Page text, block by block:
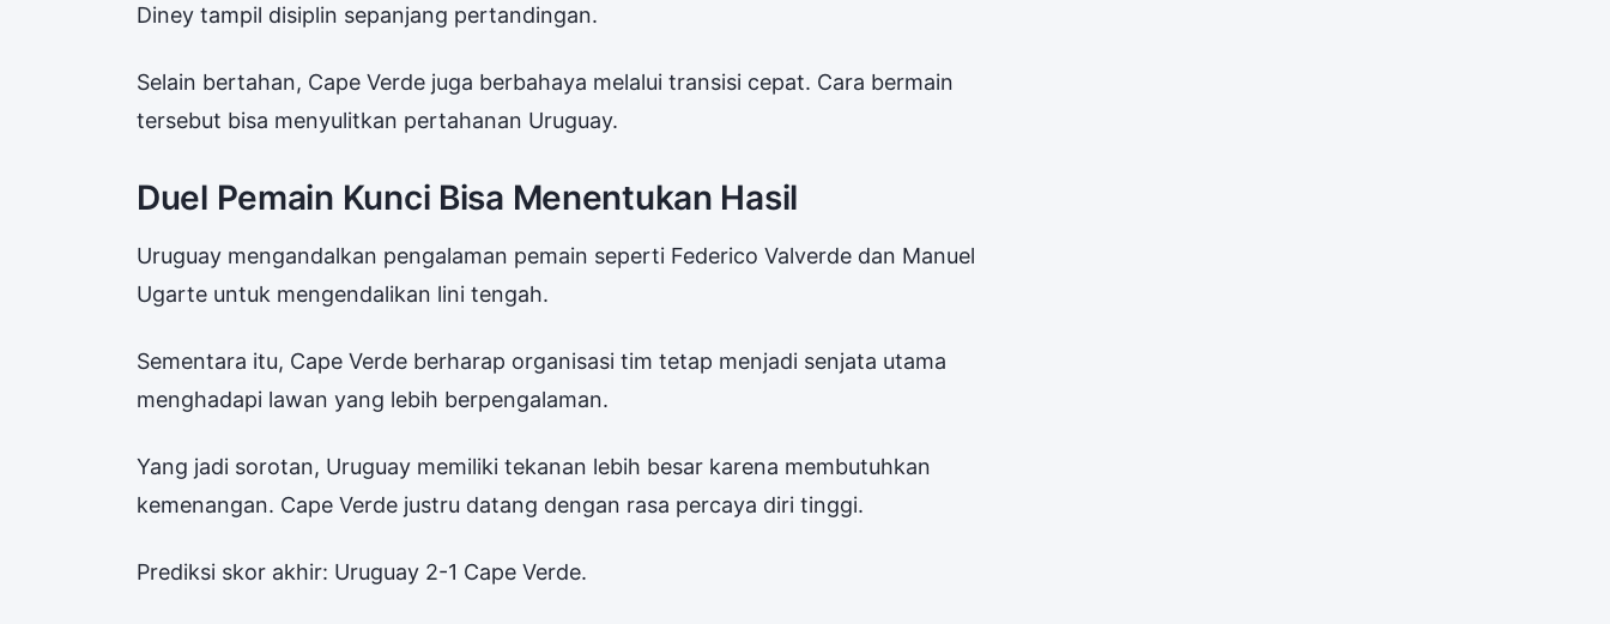
Diney tampil disiplin sepanjang pertandingan.
Selain bertahan, Cape Verde juga berbahaya melalui transisi cepat. Cara bermain
tersebut bisa menyulitkan pertahanan Uruguay.
Duel Pemain Kunci Bisa Menentukan Hasil
Uruguay mengandalkan pengalaman pemain seperti Federico Valverde dan Manuel
Ugarte untuk mengendalikan lini tengah.
Sementara itu, Cape Verde berharap organisasi tim tetap menjadi senjata utama
menghadapi lawan yang lebih berpengalaman.
Yang jadi sorotan, Uruguay memiliki tekanan lebih besar karena membutuhkan
kemenangan. Cape Verde justru datang dengan rasa percaya diri tinggi.
Prediksi skor akhir: Uruguay 2-1 Cape Verde.